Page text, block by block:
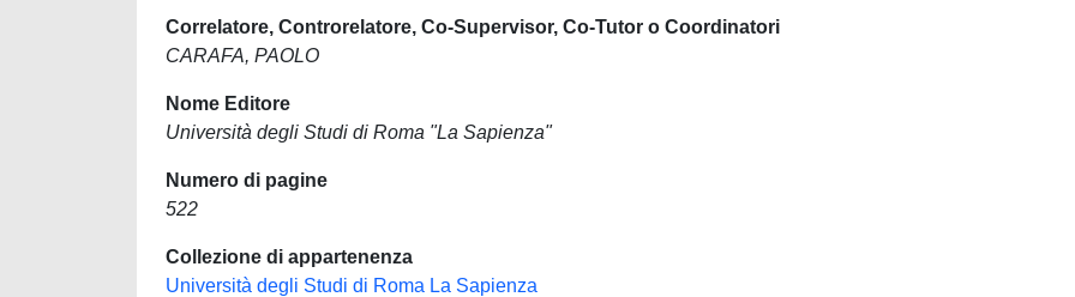
Correlatore, Controrelatore, Co-Supervisor, Co-Tutor o Coordinatori
CARAFA, PAOLO
Nome Editore
Università degli Studi di Roma "La Sapienza"
Numero di pagine
522
Collezione di appartenenza
Università degli Studi di Roma La Sapienza